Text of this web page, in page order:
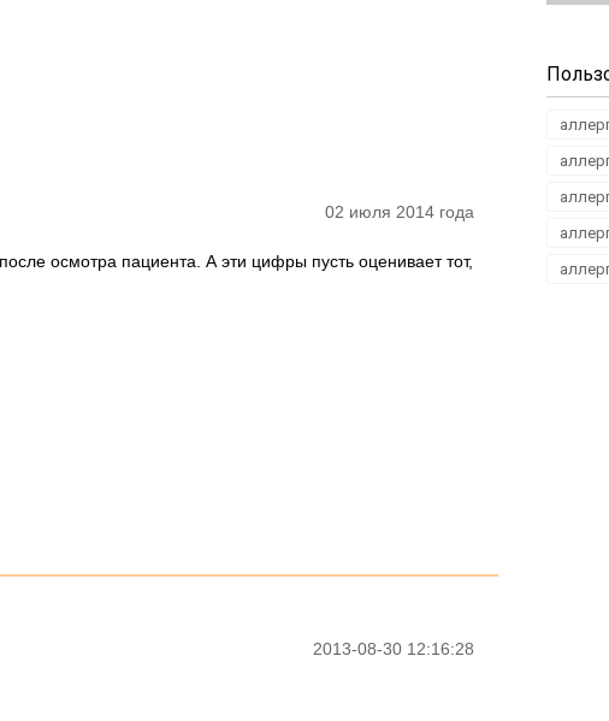
02 июля 2014 года
осмотра пациента. А эти цифры пусть оценивает тот,
2013-08-30 12:16:28